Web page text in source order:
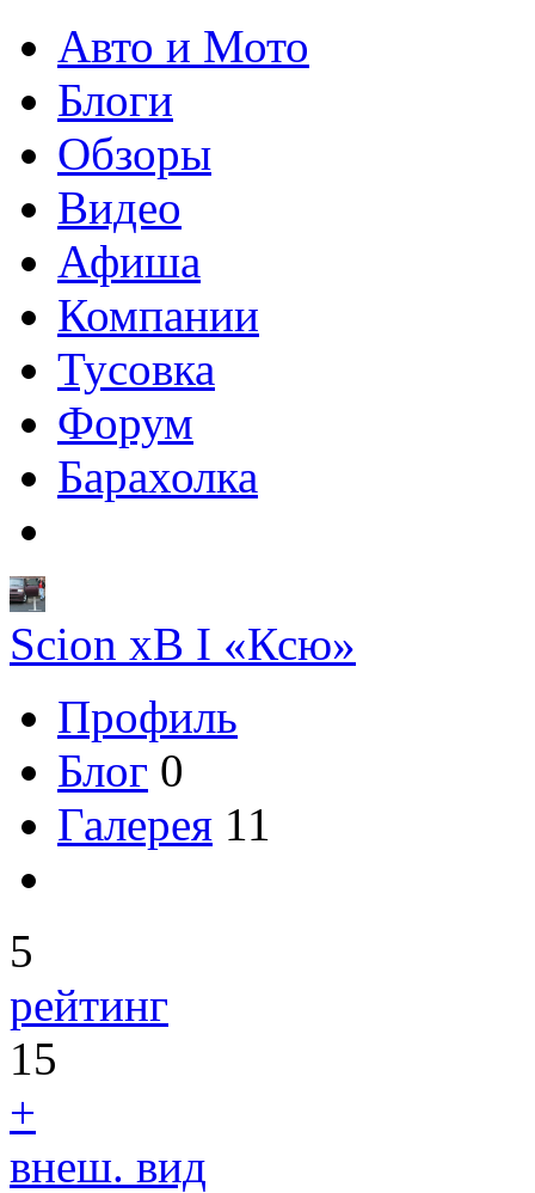
Авто и Мото
Блоги
Обзоры
Видео
Афиша
Компании
Тусовка
Форум
Барахолка
Scion xB I «Ксю»
Профиль
Блог 0
Галерея 11
5
рейтинг
15
+
внеш. вид